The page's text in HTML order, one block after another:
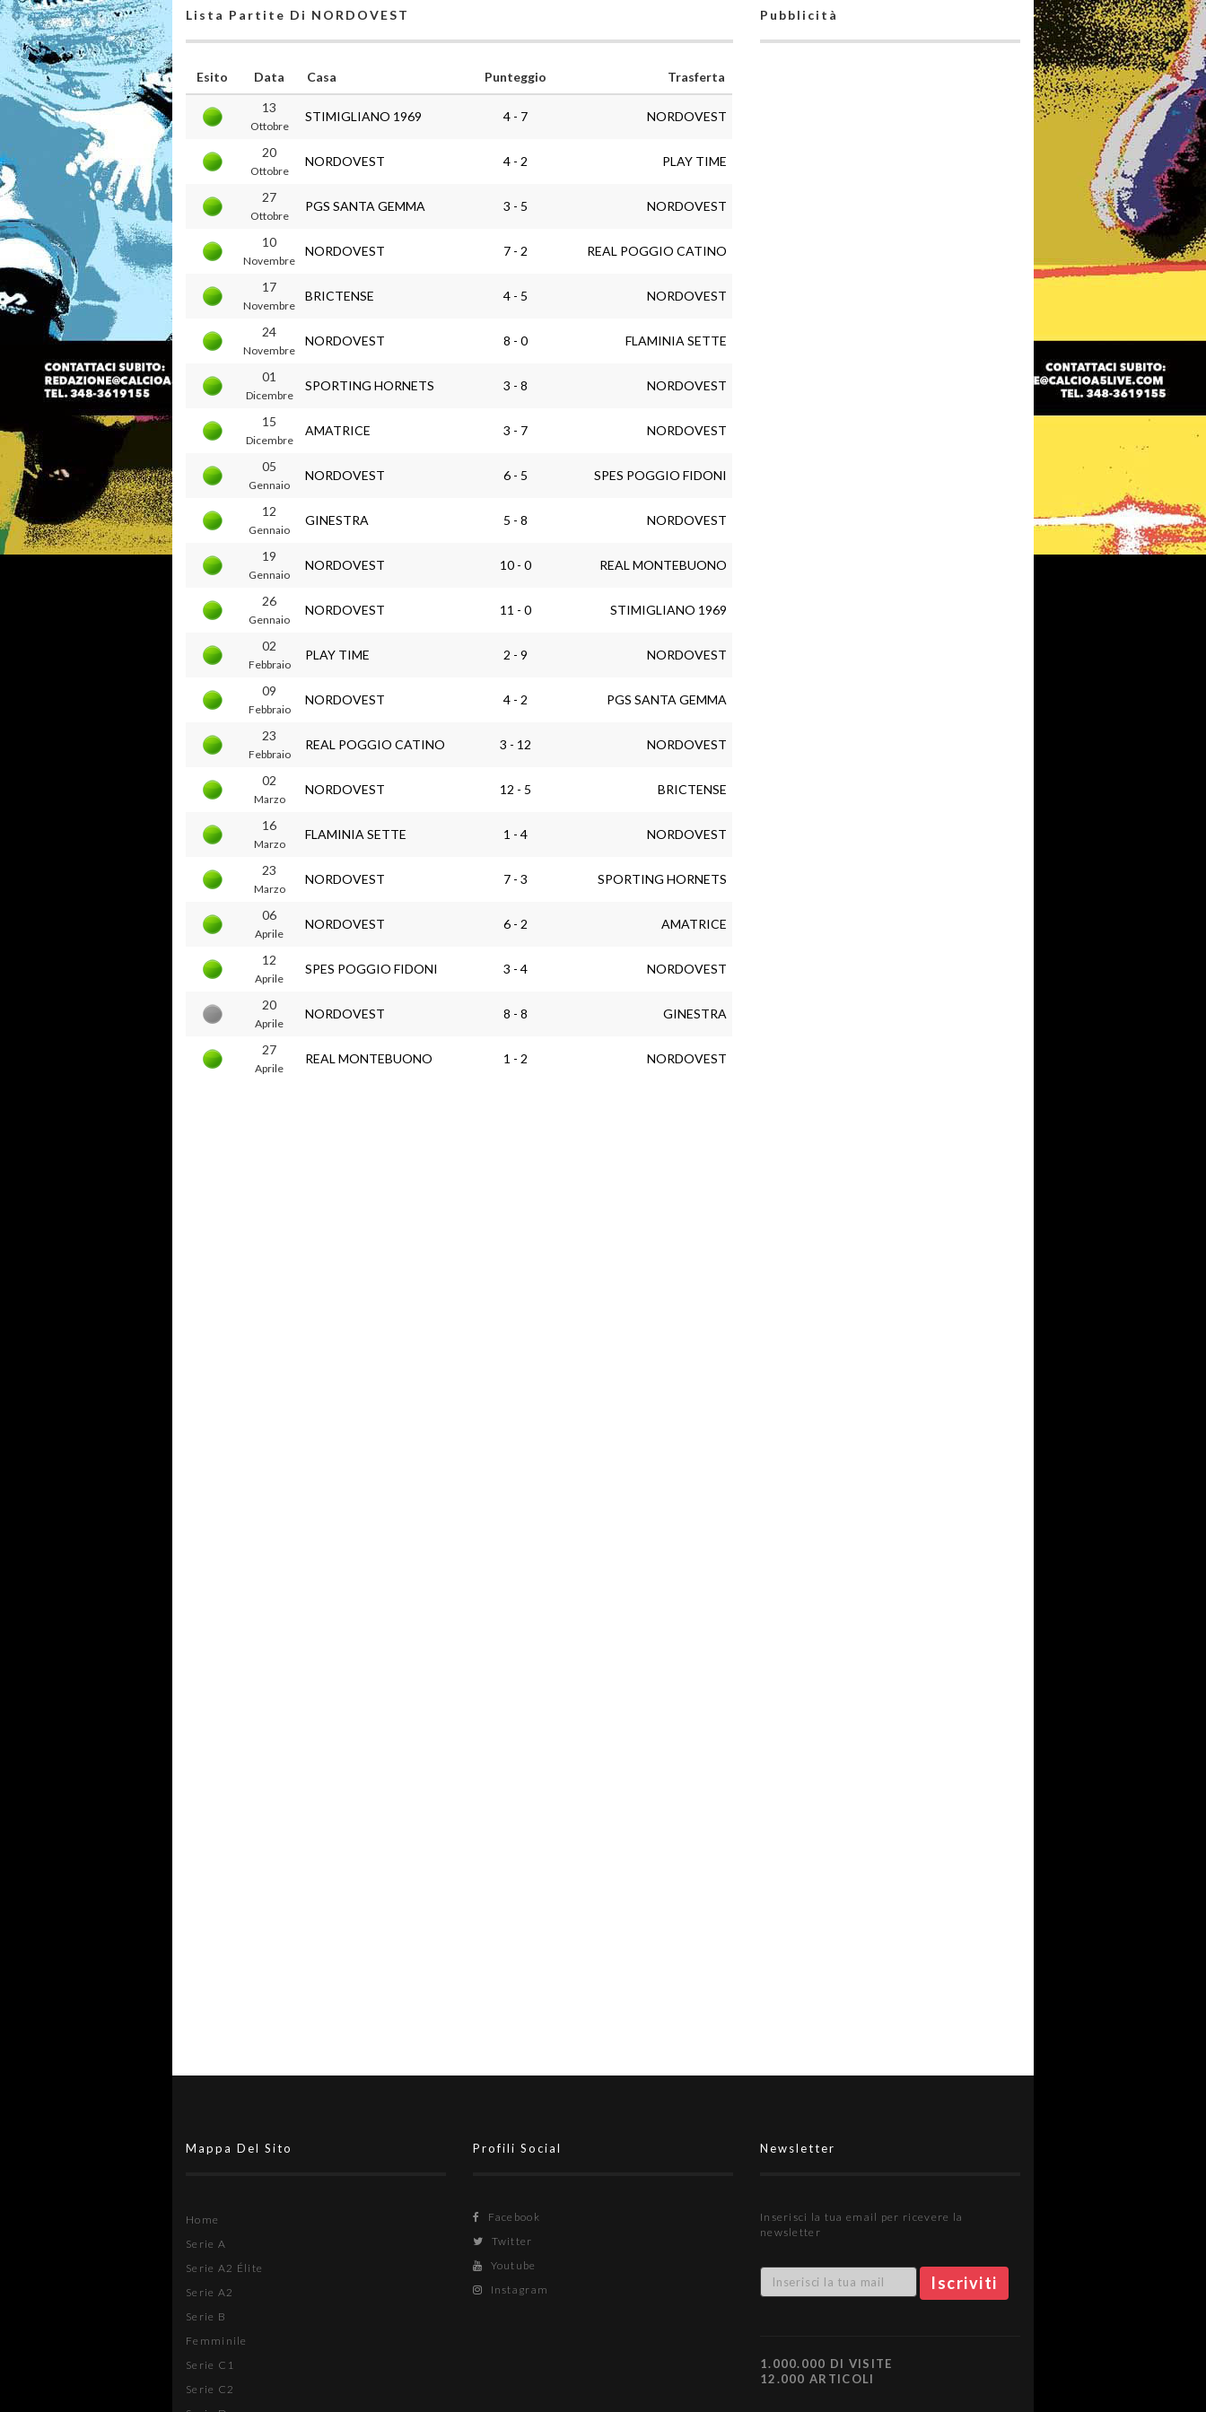
Lista Partite Di NORDOVEST
Esito Data Casa Punteggio
Trasferta
13
Ottobre
STIMIGLIANO 1969 4 - 7 NORDOVEST
20
Ottobre
NORDOVEST 4 - 2 PLAY TIME
27
Ottobre
PGS SANTA GEMMA 3 - 5 NORDOVEST
10
Novembre
NORDOVEST 7 - 2 REAL POGGIO CATINO
17
Novembre
BRICTENSE 4 - 5 NORDOVEST
24
Novembre
NORDOVEST 8 - 0 FLAMINIA SETTE
01
Dicembre
SPORTING HORNETS 3 - 8 NORDOVEST
15
Dicembre
AMATRICE 3 - 7 NORDOVEST
05
Gennaio
NORDOVEST 6 - 5 SPES POGGIO FIDONI
12
Gennaio
GINESTRA 5 - 8 NORDOVEST
19
Gennaio
NORDOVEST 10 - 0 REAL MONTEBUONO
26
Gennaio
NORDOVEST 11 - 0 STIMIGLIANO 1969
02
Febbraio
PLAY TIME 2 - 9 NORDOVEST
09
Febbraio
NORDOVEST 4 - 2 PGS SANTA GEMMA
23
Febbraio
REAL POGGIO CATINO 3 - 12 NORDOVEST
02
Marzo
NORDOVEST 12 - 5 BRICTENSE
16
Marzo
FLAMINIA SETTE 1 - 4 NORDOVEST
23
Marzo
NORDOVEST 7 - 3 SPORTING HORNETS
06
Aprile
NORDOVEST 6 - 2 AMATRICE
12
Aprile
SPES POGGIO FIDONI 3 - 4 NORDOVEST
20
Aprile
NORDOVEST 8 - 8 GINESTRA
27
Aprile
REAL MONTEBUONO 1 - 2 NORDOVEST
Pubblicità
Mappa Del Sito
Home
Serie A
Serie A2 Élite
Serie A2
Serie B
Femminile
Serie C1
Serie C2
Profili Social
Facebook
Twitter
Youtube
Instagram
Newsletter
Inserisci la tua email per ricevere la
newsletter
1.000.000 DI VISITE
12.000 ARTICOLI